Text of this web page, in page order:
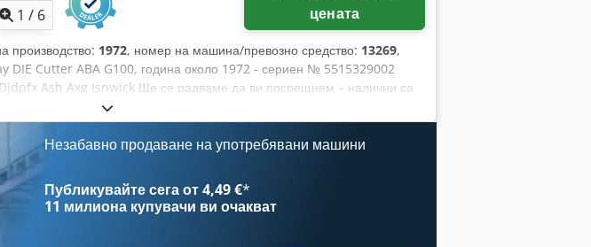
1 / 6
цената
производство: 1972, номер на машина/превозно средство: 13269,
DIE Cutter ABA G100, година около 1972 - сериен № 5515329002
Ash Axg Isnwjck Ще се радваме да ви посрещнем – налични са
– може да бъде инспектирана На склад в Емскирхен / Нюрнберг –
Незабавно продаване на употребявани машини
Публикувайте сега от 4,49 €*
11 милиона купувачи ви очакват